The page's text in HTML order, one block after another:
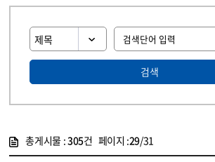
검색
총게시물 :305건 페이지 :29/31